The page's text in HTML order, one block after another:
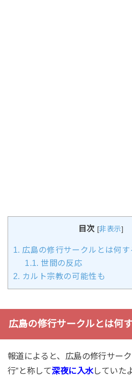
目次 [非表示]
1. 広島の修行サークルとは何す
1.1. 世間の反応
2. カルト宗教の可能性も
広島の修行サークルとは何
報道によると、広島の修行サー
行”と称して深夜に入水していた